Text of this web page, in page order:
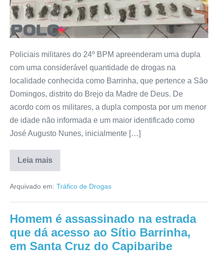
Policiais militares do 24º BPM apreenderam uma dupla
com uma considerável quantidade de drogas na
localidade conhecida como Barrinha, que pertence a São
Domingos, distrito do Brejo da Madre de Deus. De
acordo com os militares, a dupla composta por um menor
de idade não informada e um maior identificado como
José Augusto Nunes, inicialmente […]
Leia mais
Arquivado em: Tráfico de Drogas
Homem é assassinado na estrada
que dá acesso ao Sítio Barrinha,
em Santa Cruz do Capibaribe